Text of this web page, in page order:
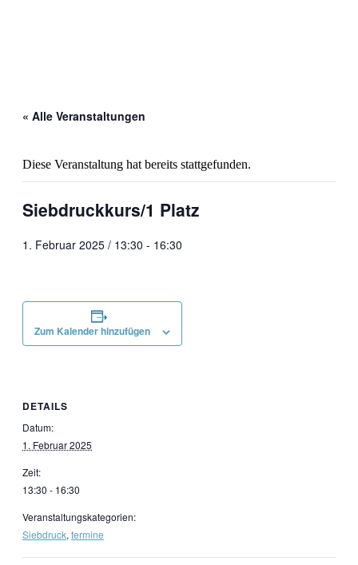
« Alle Veranstaltungen
Diese Veranstaltung hat bereits stattgefunden.
Siebdruckkurs/1 Platz
1. Februar 2025 / 13:30 - 16:30
Zum Kalender hinzufügen
DETAILS
Datum:
1. Februar 2025
Zeit:
13:30 - 16:30
Veranstaltungskategorien:
Siebdruck, termine